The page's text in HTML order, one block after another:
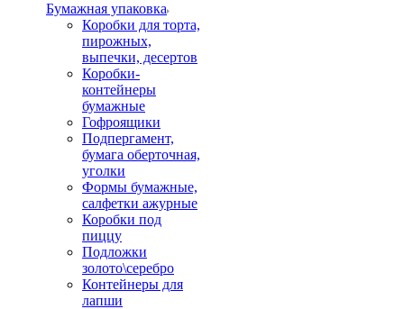
Бумажная упаковка
Коробки для торта,
пирожных,
выпечки, десертов
Коробки-
контейнеры
бумажные
Гофроящики
Подпергамент,
бумага оберточная,
уголки
Формы бумажные,
салфетки ажурные
Коробки под
пиццу
Подложки
золото\серебро
Контейнеры для
лапши